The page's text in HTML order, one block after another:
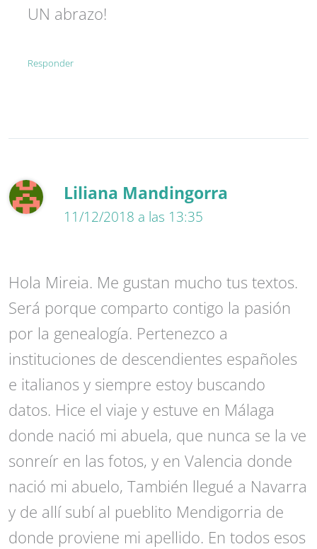
UN abrazo!
Responder
Liliana Mandingorra
11/12/2018 a las 13:35
Hola Mireia. Me gustan mucho tus textos.
Será porque comparto contigo la pasión
por la genealogía. Pertenezco a
instituciones de descendientes españoles
e italianos y siempre estoy buscando
datos. Hice el viaje y estuve en Málaga
donde nació mi abuela, que nunca se la ve
sonreír en las fotos, y en Valencia donde
nació mi abuelo, También llegué a Navarra
y de allí subí al pueblito Mendigorria de
donde proviene mi apellido. En todos esos